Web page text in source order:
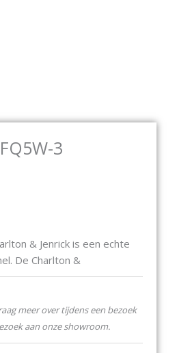
3
& Jenrick is een echte
De Charlton &
met
Het is het broertje van de
een andere deur en
meer over tijdens een bezoek
aan onze showroom.